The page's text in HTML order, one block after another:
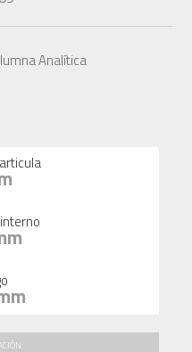
Analítica